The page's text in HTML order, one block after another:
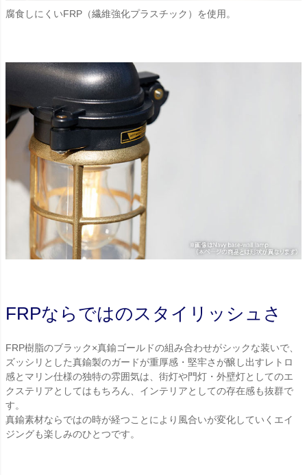
腐食しにくいFRP（繊維強化プラスチック）を使用。
FRPならではのスタイリッシュさ
FRP樹脂のブラック×真鍮ゴールドの組み合わせがシックな装いで、
ズッシリとした真鍮製のガードが重厚感・堅牢さが醸し出すレトロ
感とマリン仕様の独特の雰囲気は、街灯や門灯・外壁灯としてのエ
クステリアとしてはもちろん、インテリアとしての存在感も抜群で
す。
真鍮素材ならではの時が経つことにより風合いが変化していくエイ
ジングも楽しみのひとつです。